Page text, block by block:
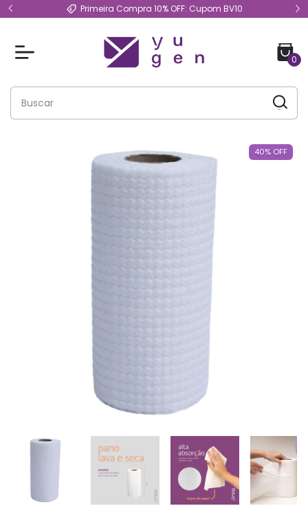
Primeira Compra 10% OFF: Cupom BV10
0
40% OFF